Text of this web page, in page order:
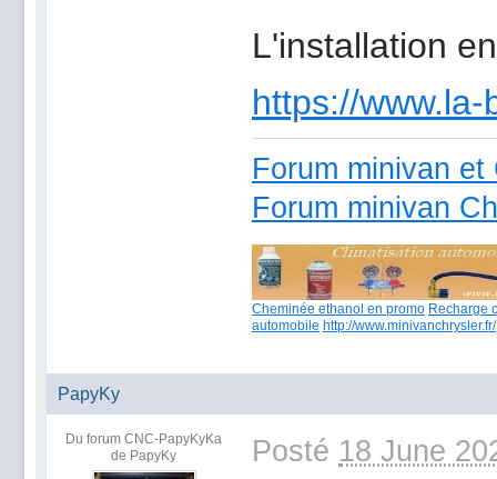
L'installation
https://
Forum minivan
Forum minivan
Cheminée ethanol en promo Recharge
automobile http://www.minivanchrysler.fr/
PapyKy
Du forum CNC-PapyKyKa
de PapyKy
Posté 18 June